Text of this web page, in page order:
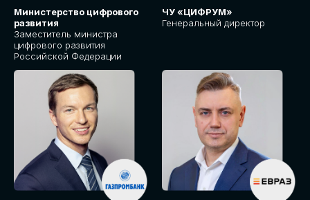
Министерство цифрового
развития
Заместитель министра
цифрового развития
Российской Федерации
ЧУ «ЦИФРУМ»
Генеральный директор